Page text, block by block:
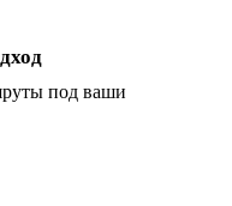
под ваши